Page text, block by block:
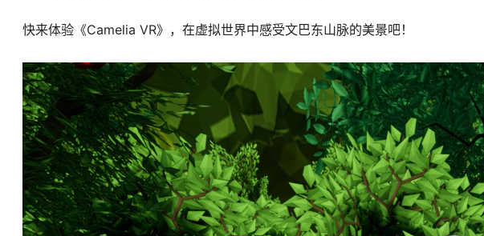
快来体验《Camelia VR》，在虚拟世界中感受文巴东山脉的美景吧！